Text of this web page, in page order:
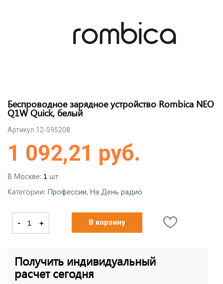
Беспроводное зарядное устройство Rombica NEO
Q1W Quick, белый
Артикул 12-595208
1 092,21 руб.
В Москве: 1 шт
Категории: Профессии, На День радио
- + В корзину
Получить индивидуальный
расчет сегодня